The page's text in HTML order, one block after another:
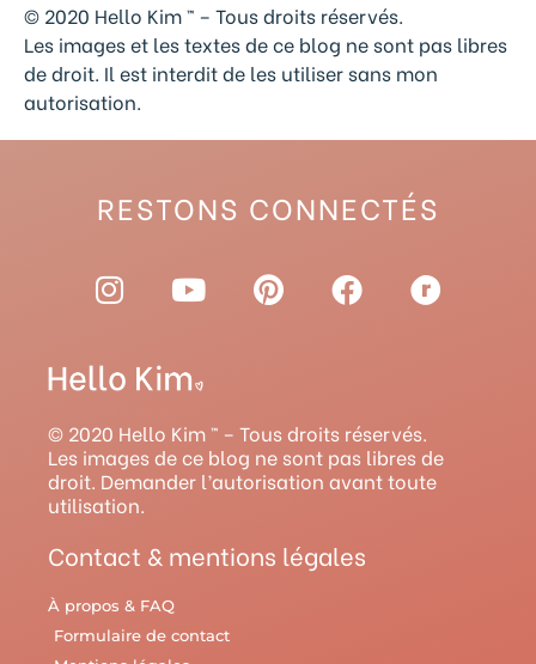
© 2020 Hello Kim ™ – Tous droits réservés.
Les images et les textes de ce blog ne sont pas libres
de droit. Il est interdit de les utiliser sans mon
autorisation.
RESTONS CONNECTÉS
I
n
t
a
g
r
a
m
Y
o
t
u
b
e
P
i
r
e
s
F
a
o
o
k
R
a
y
© 2020 Hello Kim ™ – Tous droits réservés.
Les images de ce blog ne sont pas libres de
droit. Demander l’autorisation avant toute
utilisation.
Contact & mentions légales
À propos & FAQ
Formulaire de contact